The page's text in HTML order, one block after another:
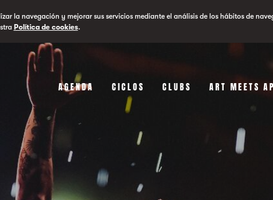
la navegación y mejorar sus servicios mediante el análisis de los hábitos de
Política de cookies.
AGENDA CICLOS CLUBS ART MEETS